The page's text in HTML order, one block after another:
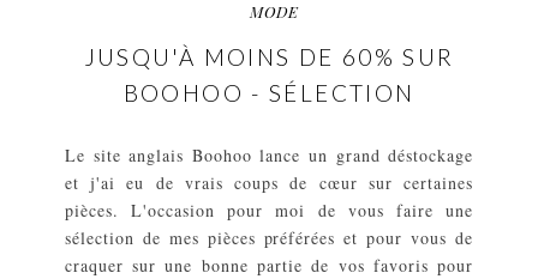
MODE
JUSQU'À MOINS DE 60% SUR
BOOHOO - SÉLECTION
Le site anglais Boohoo lance un grand déstockage
et j'ai eu de vrais coups de cœur sur certaines
pièces. L'occasion pour moi de vous faire une
sélection de mes pièces préférées et pour vous de
craquer sur une bonne partie de vos favoris pour